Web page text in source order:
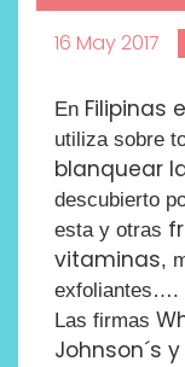
16 May 2017
En Filipinas
utiliza sobre
blanquear
descubierto
esta y otras
vitaminas,
exfoliantes….
Las firmas
Johnson´s